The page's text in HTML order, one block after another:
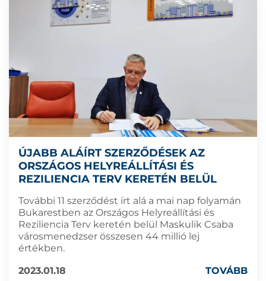
ÚJABB ALÁÍRT SZERZŐDÉSEK AZ
ORSZÁGOS HELYREÁLLÍTÁSI ÉS
REZILIENCIA TERV KERETÉN BELÜL
További 11 szerződést írt alá a mai nap folyamán
Bukarestben az Országos Helyreállítási és
Reziliencia Terv keretén belül Maskulik Csaba
városmenedzser összesen 44 millió lej
értékben.
2023.01.18
TOVÁBB